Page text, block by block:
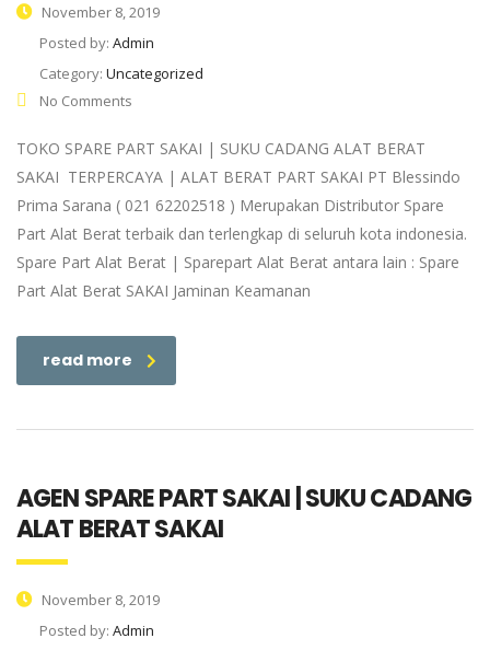
November 8, 2019
Posted by: Admin
Category: Uncategorized
No Comments
TOKO SPARE PART SAKAI | SUKU CADANG ALAT BERAT
SAKAI TERPERCAYA | ALAT BERAT PART SAKAI PT Blessindo
Prima Sarana ( 021 62202518 ) Merupakan Distributor Spare
Part Alat Berat terbaik dan terlengkap di seluruh kota indonesia.
Spare Part Alat Berat | Sparepart Alat Berat antara lain : Spare
Part Alat Berat SAKAI Jaminan Keamanan
read more
AGEN SPARE PART SAKAI | SUKU CADANG
ALAT BERAT SAKAI
November 8, 2019
Posted by: Admin